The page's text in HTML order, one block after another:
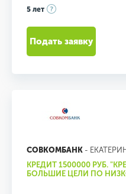
5 лет
Подать заявку
СОВКОМБАНК -
КРЕДИТ 1500000 РУБ.
БОЛЬШИЕ ЦЕЛИ ПО